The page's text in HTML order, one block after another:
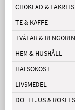
CHOKLAD & LAKRITS
TE & KAFFE
TVÅLAR &
HEM & HUSHÅLL
HÄLSOKOST
LIVSMEDEL
DOFTLJUS &